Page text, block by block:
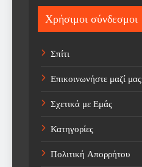
Sport
Sports
Technology
Trending
Weather
Αγορά
Αγορά Εργασίας
Χρήσιμοι σύνδεσμοι
Σπίτι
Επικοινωνήστε μαζί μας
Σχετικά με Εμάς
Κατηγορίες
Πολιτική Απορρήτου